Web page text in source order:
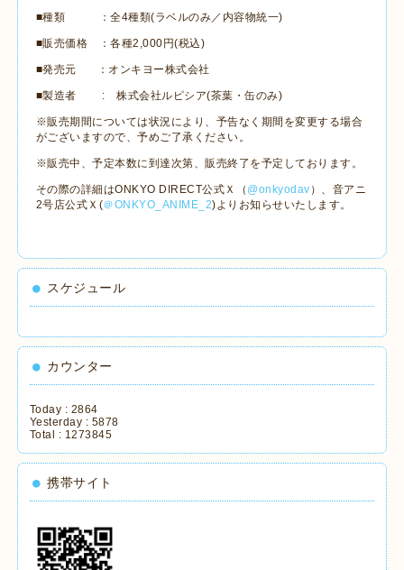
■種類 ：全4種類(ラベルのみ／内容物統一)
■販売価格 ：各種2,000円(税込)
■発売元 ：オンキヨー株式会社
■製造者 : 株式会社ルピシア(茶葉・缶のみ)
※販売期間については状況により、予告なく期間を変更する場合
がございますので、予めご了承ください。
※販売中、予定本数に到達次第、販売終了を予定しております。
その際の詳細はONKYO DIRECT公式Ｘ（ @onkyodav ）、音アニ
2号店公式Ｘ (＠ONKYO_ANIME_2) よりお知らせいたします。
スケジュール
カウンター
Today : 2864
Yesterday : 5878
Total : 1273845
携帯サイト